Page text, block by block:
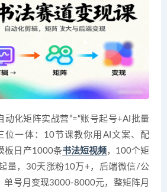
动化矩阵实战营”=“账号起号+AI批量
位一体：10节课教你用AI文案、配
板日产1000条书法短视频，100个矩
量，30天涨粉10万+，后端微信/公
单号月变现3000-8000元，整矩阵月